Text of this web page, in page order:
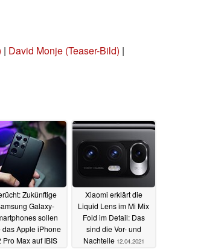
| David Monje (Teaser-Bild) |
Zukünftige
Galaxy-
sollen
das Apple iPhone
Pro Max auf IBIS
Xiaomi erklärt die
Liquid Lens im Mi Mix
Fold im Detail: Das
sind die Vor- und
Nachteile 12.04.2021